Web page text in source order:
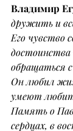
Владимир
дружить и
Его чувство
достоинства
обращаться
Он любил
умеют
Память о
сердцах, в